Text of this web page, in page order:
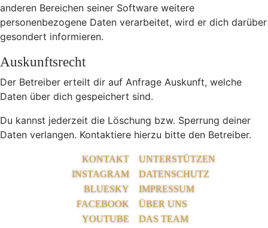
anderen Bereichen seiner Software weitere
personenbezogene Daten verarbeitet, wird er dich darüber
gesondert informieren.
Auskunftsrecht
Der Betreiber erteilt dir auf Anfrage Auskunft, welche
Daten über dich gespeichert sind.
Du kannst jederzeit die Löschung bzw. Sperrung deiner
Daten verlangen. Kontaktiere hierzu bitte den Betreiber.
KONTAKT
INSTAGRAM
BLUESKY
FACEBOOK
YOUTUBE
UNTERSTÜTZEN
DATENSCHUTZ
IMPRESSUM
ÜBER UNS
DAS TEAM